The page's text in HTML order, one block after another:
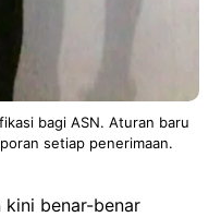
bagi ASN. Aturan baru
setiap penerimaan.
kini benar-benar